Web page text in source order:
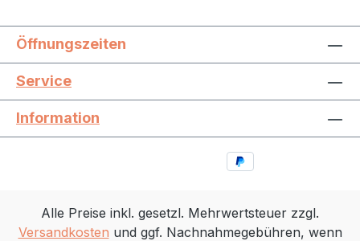
Öffnungszeiten
Service
Information
Alle Preise inkl. gesetzl. Mehrwertsteuer zzgl.
Versandkosten und ggf. Nachnahmegebühren, wenn